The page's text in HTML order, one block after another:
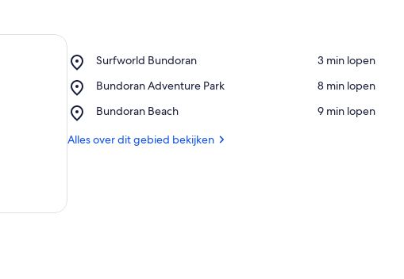
Surfworld Bundoran
Place,
Bundoran
‪3 min lopen‬
Bundoran Adventure Park
Place,
Adventure
‪8 min lopen‬
Bundoran Beach
Place,
Beach
‪9 min lopen‬
Alles over dit gebied bekijken